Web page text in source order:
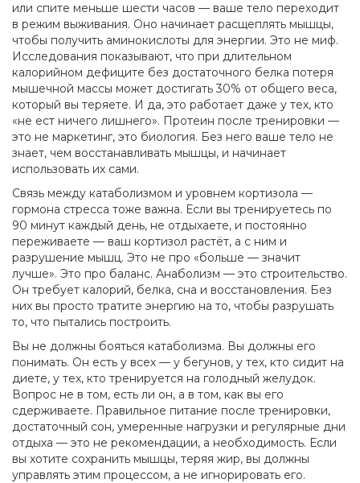
или спите меньше шести часов — ваше тело переходит
в режим выживания. Оно начинает расщеплять мышцы,
чтобы получить аминокислоты для энергии. Это не миф.
Исследования показывают, что при длительном
калорийном дефиците без достаточного белка потеря
мышечной массы может достигать 30% от общего веса,
который вы теряете. И да, это работает даже у тех, кто
«не ест ничего лишнего». Протеин после тренировки —
это не маркетинг, это биология. Без него ваше тело не
знает, чем восстанавливать мышцы, и начинает
использовать их сами.
Связь между катаболизмом и уровнем кортизола —
гормона стресса тоже важна. Если вы тренируетесь по
90 минут каждый день, не отдыхаете, и постоянно
переживаете — ваш кортизол растёт, а с ним и
разрушение мышц. Это не про «больше — значит
лучше». Это про баланс. Анаболизм — это строительство.
Он требует калорий, белка, сна и восстановления. Без
них вы просто тратите энергию на то, чтобы разрушать
то, что пытались построить.
Вы не должны бояться катаболизма. Вы должны его
понимать. Он есть у всех — у бегунов, у тех, кто сидит на
диете, у тех, кто тренируется на голодный желудок.
Вопрос не в том, есть ли он, а в том, как вы его
сдерживаете. Правильное питание после тренировки,
достаточный сон, умеренные нагрузки и регулярные дни
отдыха — это не рекомендации, а необходимость. Если
вы хотите сохранить мышцы, теряя жир, вы должны
управлять этим процессом, а не игнорировать его.